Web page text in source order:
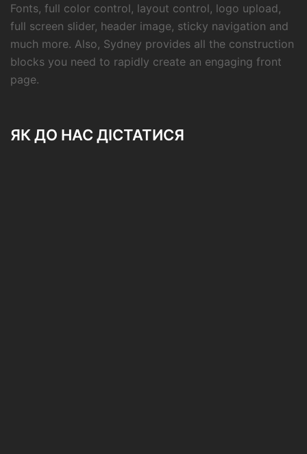
Fonts, full color control, layout control, logo upload,
full screen slider, header image, sticky navigation and
much more. Also, Sydney provides all the construction
blocks you need to rapidly create an engaging front
page.
ЯК ДО НАС ДІСТАТИСЯ